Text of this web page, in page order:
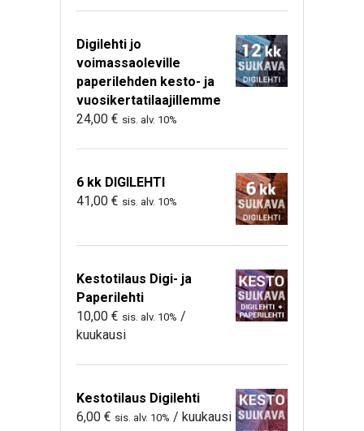
Digilehti jo
voimassaoleville
paperilehden kesto- ja
vuosikertatilaajillemme
24,00 € sis. alv. 10%
6 kk DIGILEHTI
41,00 € sis. alv. 10%
Kestotilaus Digi- ja
Paperilehti
10,00 € sis. alv. 10% /
kuukausi
Kestotilaus Digilehti
6,00 € sis. alv. 10% / kuukausi